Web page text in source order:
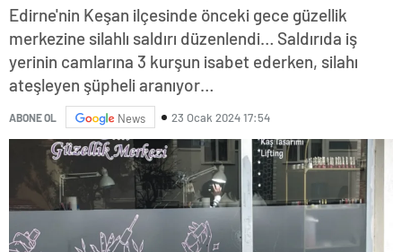
Edirne'nin Keşan ilçesinde önceki gece güzellik
merkezine silahlı saldırı düzenlendi… Saldırıda iş
yerinin camlarına 3 kurşun isabet ederken, silahı
ateşleyen şüpheli aranıyor…
ABONE OL News 23 Ocak 2024 17:54